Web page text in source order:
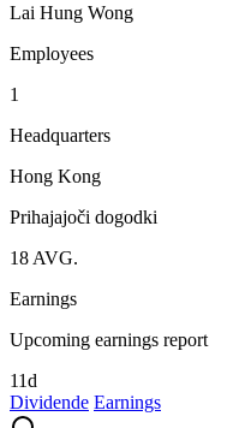
Lai Hung Wong
Employees
1
Headquarters
Hong Kong
Prihajajoči dogodki
18 AVG.
Earnings
Upcoming earnings report
11d
Dividende Earnings